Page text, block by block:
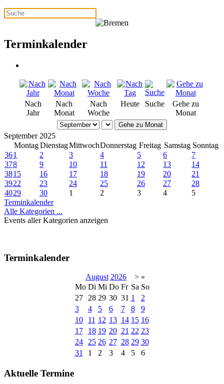
Terminkalender
Nach
Jahr
Nach
Monat
Nach
Woche
Heute Suche
Gehe zu
Monat
Gehe zu Monat
September 2025
Montag DienstagMittwochDonnerstag Freitag Samstag Sonntag
361 2 3 4 5 6
7
378 9 10 11 12 13
14
3815 16 17 18 19 20
21
3922 23 24 25 26 27
28
4029 30 1 2 3 4
5
Terminkalender
Alle Kategorien ...
Events aller Kategorien anzeigen
Terminkalender
August 2026 > »
Mo Di Mi Do Fr Sa So
27
28 29 30 31 1
2
3
4 5 6 7 8
9
10
11 12 13 14 15 16
17
18 19 20 21 22 23
24
25 26 27 28 29 30
31
1 2 3 4 5 6
Aktuelle Termine